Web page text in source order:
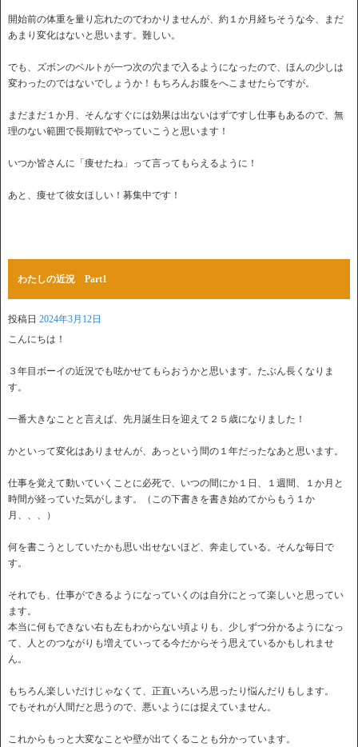
開始前の体重を量り忘れたのでわかりませんが、約１か月経ちそうな今、まだ
あまり変化はないと思います。難しい。
でも、ズボンのベルトが一つ次の穴まで入るようになったので、ほんの少しは
変わったのではないでしょうか！もちろんお腹をへこませたらですが。
まだまだ１か月、そんなすぐには効果は出ないはずですし仕事もあるので、無
理のない範囲で長期戦でやっていこうと思います！
いつか皆さんに「痩せたね」って言ってもらえるように！
あと、痩せて彼女ほしい！募集中です！
わたしの近況 Part1
投稿日 2024年3月12日
こんにちは！
３年目ボーイの近況でも呟かせてもらおうかと思います。たぶん長くなりま
す。
一番大きなことと言えば、先月誕生日を迎えて２５歳になりました！
かといって変化はありませんが、あっという間の１年だったなあと思います。
仕事を覚えて動いていくことに必死で、いつの間にか１日、１週間、１か月と
時間が経っていた気がします。（この下書きを書き始めてからもう１か
月、、、）
何を書こうとしていたかも思い出せないほど、奔走している。そんな毎日で
す。
それでも、仕事ができるようになっていくのは自分にとって楽しいと思ってい
ます。
本当に何もできない右も左もわからない頃よりも、少しずつ分かるようになっ
て、人とのつながりも増えていってる今だからそう思えているかもしれませ
ん。
もちろん楽しいだけじゃなくて、正直いろいろ思ったり悩んだりもします。
でもそれが人間だと思うので、悪いようには捉えていません。
これからもっと大変なことや壁が出てくることも分かっています。